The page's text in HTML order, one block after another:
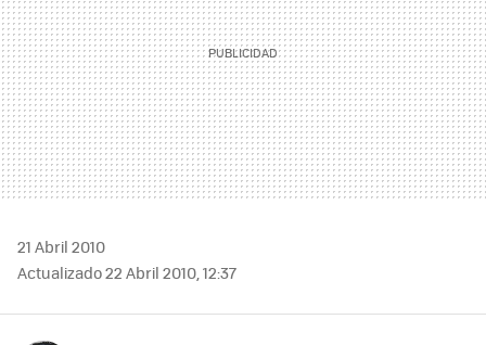
21 Abril 2010
Actualizado 22 Abril 2010, 12:37